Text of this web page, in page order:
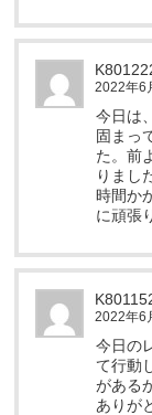
2022年6
今日は
固まっ
た。前
りまし
時間か
に頑張
2022年6
今日の
て行動
がある
ありが